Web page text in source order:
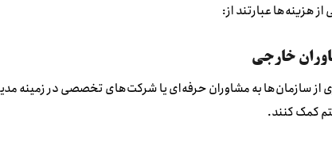
هزینه‌ها عبارتند از:
خارجی
ایزو ۵۰۰۰۱، بسیاری از سازمان‌ها به مشاوران حرفه‌ای یا شرکت‌های تخصصی در
کمک کنند.